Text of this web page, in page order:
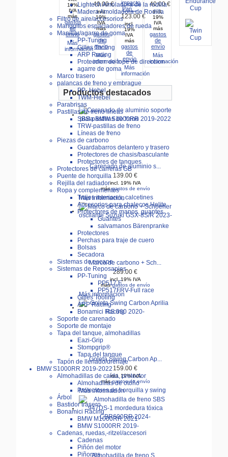
Lightech Amoladora de la rodilla
Madera Amoldadora de Rodilla
Filtro de aire/accesorios
Manguitos espaciadores de rueda
Manillar/agarre de goma
PP-Tuning
Gilles Tooling
ARP Racing
Proteccion de tope de direccion
agarre de goma
Marco trasero
palancas de freno y embrague
PP- Hebel
TWM-Hebel
Parabrisas
Pastillas de freno lineas
SBS-pastillas de freno
TRW-pastillas de freno
Líneas de freno
Piezas de carbono
Guardabarros delantero y trasero
Protectores de chasis/basculante
Protectores de tanques
Protectores de carreras GB
Puente de horquilla
Rejilla del radiador
Ropa y complementos
Trajes interiores, calcetines
Accesorios para chalecos Helite
Protectores de manos, guantes
Guantes
salvamanos Bärenpranke
Protectores
Perchas para traje de cuero
Bolsas
Secadora
Sistemas de escape
Sistemas de Reposapies
PP-Tuning
PP517.F
PP517FRV-Full race
Gilles Tooling
ARP Racing
Bonamici Racing
Soporte de carenado
Soporte de montaje
Tapa del tanque, almohadillas
Eazi-Grip
Stompgrip®
Tapa del tanque
Tapón de llenado/drenaje
BMW S1000RR 2019-2022
Almohadillas de caída, protector
Almohadillas de otoño
Protectores de horquilla y swing
Árbol
Bastidor trasero
Bonamici Racing
BMW M1000RR 2021-
BMW S1000RR 2019-
Cadenas, ruedas,-ritzel/accesori
Cadenas
Piñón del motor
Piñones
19%
IVA
más
gastos
de
envío
Más
información
40.00 €
incl.
19%
IVA
más
gastos
de
envío
Más
información
impacto
Pan...
123.00 €
incl.
19%
IVA
más
gastos
de
envío
Más
información
40.00 €
incl.
19%
IVA
más
gastos
de
envío
Más
información
Productos destacados
Carenado de aluminio s...
139.00 €
incl. 19% IVA
másgastos de envío
Más información
Marco de carbono + Sch...
289.00 €
incl. 19% IVA
másgastos de envío
Más información
Goleta Swing Carbon Ap...
159.00 €
incl. 19% IVA
másgastos de envío
Más información
Almohadilla de freno S...